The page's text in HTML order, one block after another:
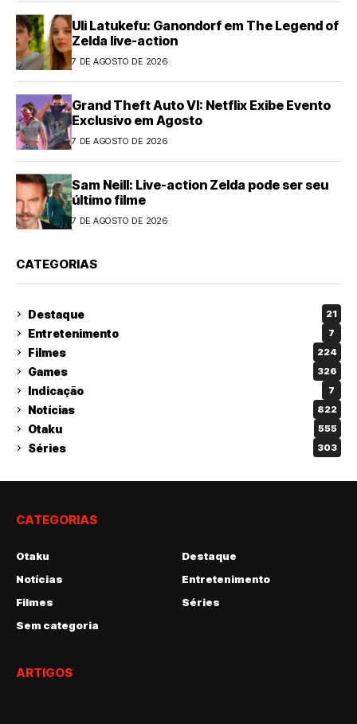
Uli Latukefu: Ganondorf em The Legend of
Zelda live-action
7 DE AGOSTO DE 2026
Grand Theft Auto VI: Netflix Exibe Evento
Exclusivo em Agosto
7 DE AGOSTO DE 2026
Sam Neill: Live-action Zelda pode ser seu
último filme
7 DE AGOSTO DE 2026
CATEGORIAS
Destaque 21
Entretenimento 7
Filmes 224
Games 326
Indicação 7
Notícias 822
Otaku 555
Séries 303
CATEGORIAS
Otaku
Destaque
Notícias
Entretenimento
Filmes
Séries
Sem categoria
ARTIGOS